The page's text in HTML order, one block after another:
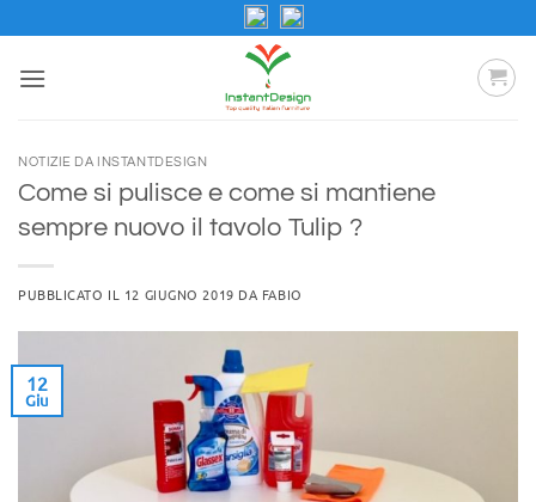
ai
contenuti
NOTIZIE DA INSTANTDESIGN
Come si pulisce e come si mantiene
sempre nuovo il tavolo Tulip ?
PUBBLICATO IL 12 GIUGNO 2019 DA FABIO
12
Giu